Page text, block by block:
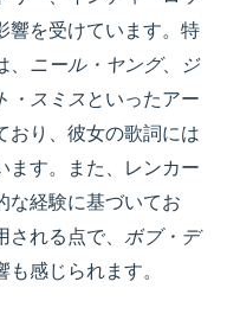
響を受けています。特
ニール・ヤング、
ジ
・スミス といったアー
おり、彼女の歌詞には
ます。また、レンカー
な経験に基づいてお
れる点で、 ボブ・デ
も感じられます。